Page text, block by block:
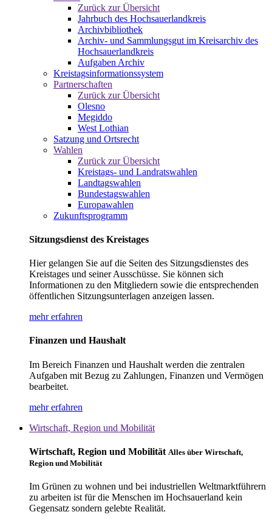
Zurück zur Übersicht
Jahrbuch des Hochsauerlandkreis
Archivbibliothek
Archiv- und Sammlungsgut im Kreisarchiv des
Hochsauerlandkreis
Aufgaben Archiv
Kreistagsinformationssystem
Partnerschaften
Zurück zur Übersicht
Olesno
Megiddo
West Lothian
Satzung und Ortsrecht
Wahlen
Zurück zur Übersicht
Kreistags- und Landratswahlen
Landtagswahlen
Bundestagswahlen
Europawahlen
Zukunftsprogramm
Sitzungsdienst des Kreistages
Hier gelangen Sie auf die Seiten des Sitzungsdienstes des
Kreistages und seiner Ausschüsse. Sie können sich
Informationen zu den Mitgliedern sowie die entsprechenden
öffentlichen Sitzungsunterlagen anzeigen lassen.
mehr erfahren
Finanzen und Haushalt
Im Bereich Finanzen und Haushalt werden die zentralen
Aufgaben mit Bezug zu Zahlungen, Finanzen und Vermögen
bearbeitet.
mehr erfahren
Wirtschaft, Region und Mobilität
Wirtschaft, Region und Mobilität Alles über Wirtschaft,
Region und Mobilität
Im Grünen zu wohnen und bei industriellen Weltmarktführern
zu arbeiten ist für die Menschen im Hochsauerland kein
Gegensatz sondern gelebte Realität.